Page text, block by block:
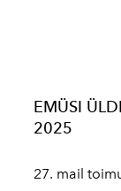
EMÜSI
2025
27. mail